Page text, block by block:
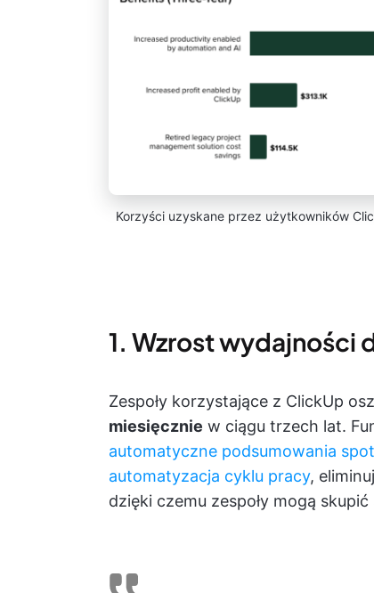
Korzyści uzyskane przez użytkowników
1. Wzrost wydajności
Zespoły korzystające z ClickUp
miesięcznie w ciągu trzech lat.
automatyczne podsumowania
automatyzacja cyklu pracy,
dzięki czemu zespoły mogą